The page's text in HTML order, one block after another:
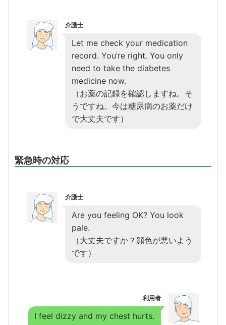
介護士
Let me check your medication
record. You’re right. You only
need to take the diabetes
medicine now.
（お薬の記録を確認しますね。そ
うですね。今は糖尿病のお薬だけ
で大丈夫です）
緊急時の対応
介護士
Are you feeling OK? You look
pale.
（大丈夫ですか？顔色が悪いよう
です）
利用者
I feel dizzy and my chest hurts.